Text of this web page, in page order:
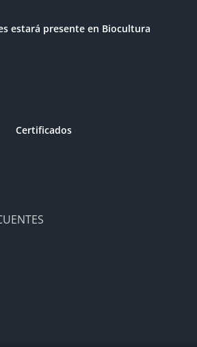
estará presente en Biocultura
Certificados